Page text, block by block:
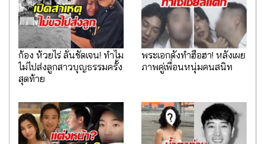
ก้อง ห้วยไร่ ลั่นชัดเจน! ทำไม
ไม่ไปส่งลูกสาวบุญธรรมครั้ง
สุดท้าย
พระเอกดังทำฮือฮา! หลังเผย
ภาพคู่เพื่อนหนุ่มคนสนิท